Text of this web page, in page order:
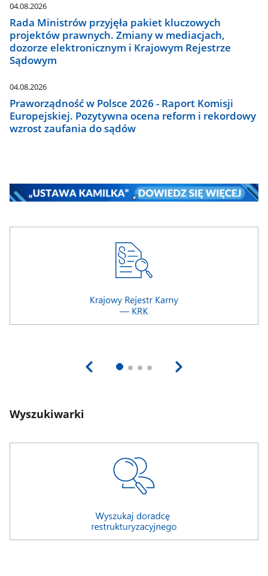
04.08.2026
Rada Ministrów przyjęła pakiet kluczowych
projektów prawnych. Zmiany w mediacjach,
dozorze elektronicznym i Krajowym Rejestrze
Sądowym
04.08.2026
Praworządność w Polsce 2026 - Raport Komisji
Europejskiej. Pozytywna ocena reform i rekordowy
wzrost zaufania do sądów
Wyszukiwarki